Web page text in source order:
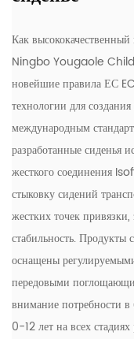
Как
Ningbo Yougaole Child
новейшие правила ЕС
технологии для
международным
разработанные сиденья
жесткого соединения
стыковку сидений
жестких точек
стабильность. Продукты
оснащены
передовыми
внимание потребности в
0-12 лет на всех стадиях